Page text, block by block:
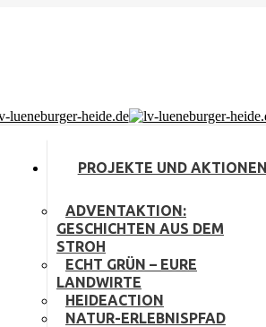
PROJEKTE UND AKTIONEN
ADVENTAKTION:
GESCHICHTEN AUS DEM
STROH
ECHT GRÜN – EURE
LANDWIRTE
HEIDEACTION
NATUR-ERLEBNISPFAD